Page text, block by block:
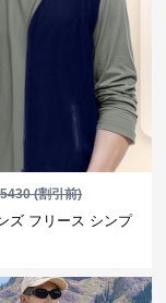
5430(割引前)
ズ フリース シンプ